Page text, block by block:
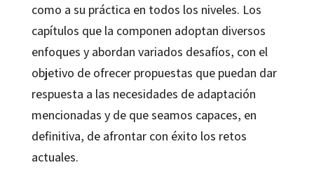
como a su práctica en todos los niveles. Los
capítulos que la componen adoptan diversos
enfoques y abordan variados desafíos, con el
objetivo de ofrecer propuestas que puedan dar
respuesta a las necesidades de adaptación
mencionadas y de que seamos capaces, en
definitiva, de afrontar con éxito los retos
actuales.